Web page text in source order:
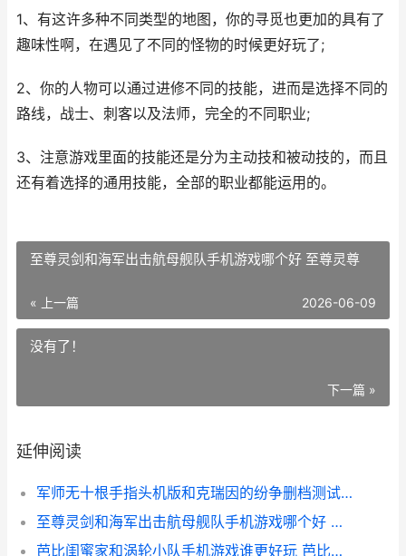
1、有这许多种不同类型的地图，你的寻觅也更加的具有了
趣味性啊，在遇见了不同的怪物的时候更好玩了;
2、你的人物可以通过进修不同的技能，进而是选择不同的
路线，战士、刺客以及法师，完全的不同职业;
3、注意游戏里面的技能还是分为主动技和被动技的，而且
还有着选择的通用技能，全部的职业都能运用的。
至尊灵剑和海军出击航母舰队手机游戏哪个好 至尊灵尊
« 上一篇 2026-06-09
没有了！
下一篇 »
延伸阅读
军师无十根手指头机版和克瑞因的纷争删档测试哪个好玩
至尊灵剑和海军出击航母舰队手机游戏哪个好 至尊灵尊
芭比闺蜜家和涡轮小队手机游戏谁更好玩 芭比组合闺蜜头像